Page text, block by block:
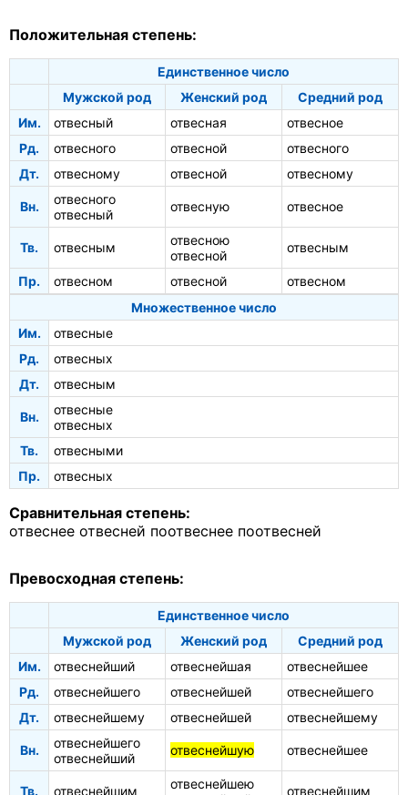
Положительная степень:
Единственное число
Мужской род
Женский род
Средний род
Им.
отвесный отвесная
отвесное
Рд.
отвесного отвесной
отвесного
Дт.
отвесному отвесной отвесному
Вн.
отвесного
отвесный
отвесную отвесное
Тв. отвесным
отвесною
отвесной
отвесным
Пр. отвесном отвесной
отвесном
Множественное число
Им.
отвесные
Рд.
отвесных
Дт.
отвесным
Вн.
отвесные
отвесных
Тв.
отвесными
Пр.
отвесных
Сравнительная степень:
отвеснее отвесней поотвеснее поотвесней
Превосходная степень:
Единственное число
Мужской род
Женский род
Средний род
Им.
отвеснейший отвеснейшая
отвеснейшее
Рд.
отвеснейшего отвеснейшей
отвеснейшего
Дт.
отвеснейшему отвеснейшей отвеснейшему
Вн.
отвеснейшего
отвеснейший
отвеснейшую отвеснейшее
Тв. отвеснейшим
отвеснейшею
отвеснейшим